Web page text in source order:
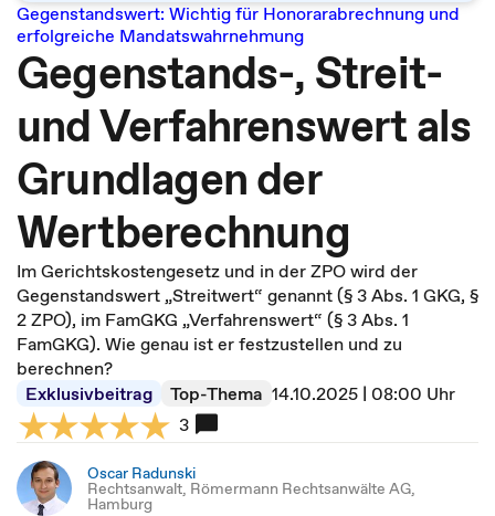
Gegenstandswert: Wichtig für Honorarabrechnung und
erfolgreiche Mandatswahrnehmung
Gegenstands-, Streit-
und Verfahrenswert als
Grundlagen der
Wertberechnung
Im Gerichtskostengesetz und in der ZPO wird der
Gegenstandswert „Streitwert“ genannt (§ 3 Abs. 1 GKG, §
2 ZPO), im FamGKG „Verfahrenswert“ (§ 3 Abs. 1
FamGKG). Wie genau ist er festzustellen und zu
berechnen?
Exklusivbeitrag
Top-Thema 14.10.2025 | 08:00 Uhr
3
Oscar Radunski
Rechtsanwalt, Römermann Rechtsanwälte AG,
Hamburg